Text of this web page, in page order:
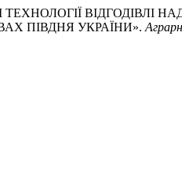
ТЕХНОЛОГІЇ
ПІВДНЯ УКРАЇНИ».